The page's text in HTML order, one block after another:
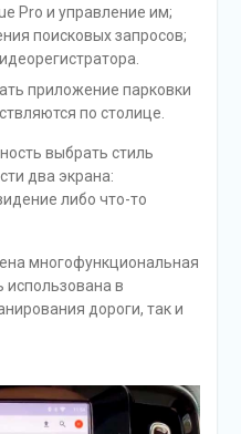
Pro и управление им;
поисковых запросов;
приложение парковки
по столице.
выбрать стиль
два экрана:
либо что-то
многофункциональная
использована в
дороги, так и